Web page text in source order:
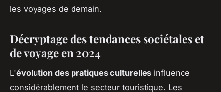
les voyages de demain.
Décryptage des tendances sociétales et
de voyage en 2024
L'évolution des pratiques culturelles influence
considérablement le secteur touristique. Les